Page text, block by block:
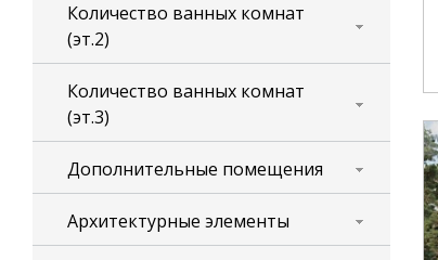
Количество ванных комнат
(эт.2)
Количество ванных комнат
(эт.3)
Дополнительные помещения
Архитектурные элементы